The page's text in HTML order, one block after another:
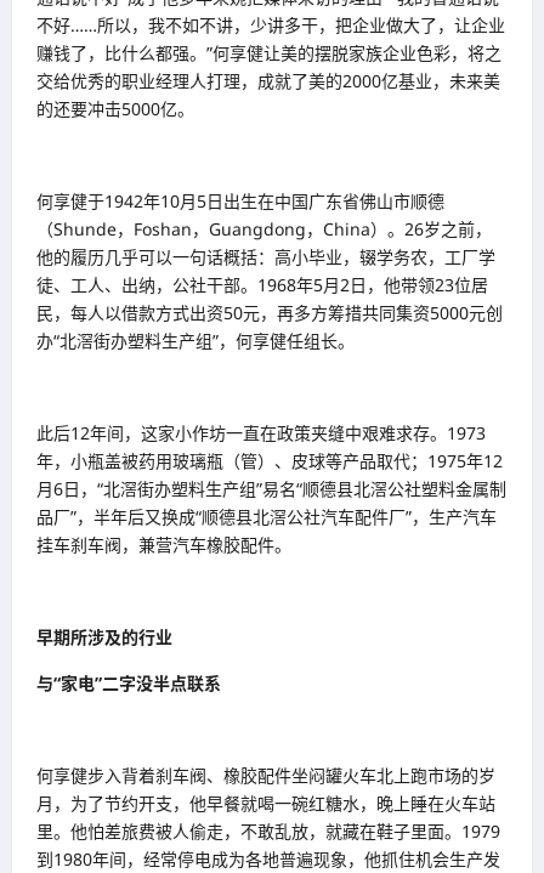
不好……所以，我不如不讲，少讲多干，把企业做大了，让企业
赚钱了，比什么都强。”何享健让美的摆脱家族企业色彩，将之
交给优秀的职业经理人打理，成就了美的2000亿基业，未来美
的还要冲击5000亿。
何享健于1942年10月5日出生在中国广东省佛山市顺德
（Shunde，Foshan，Guangdong，China）。26岁之前，
他的履历几乎可以一句话概括：高小毕业，辍学务农，工厂学
徒、工人、出纳，公社干部。1968年5月2日，他带领23位居
民，每人以借款方式出资50元，再多方筹措共同集资5000元创
办“北滘街办塑料生产组”，何享健任组长。
此后12年间，这家小作坊一直在政策夹缝中艰难求存。1973
年，小瓶盖被药用玻璃瓶（管）、皮球等产品取代；1975年12
月6日，“北滘街办塑料生产组”易名“顺德县北滘公社塑料金属制
品厂”，半年后又换成“顺德县北滘公社汽车配件厂”，生产汽车
挂车刹车阀，兼营汽车橡胶配件。
早期所涉及的行业
与“家电”二字没半点联系
何享健步入背着刹车阀、橡胶配件坐闷罐火车北上跑市场的岁
月，为了节约开支，他早餐就喝一碗红糖水，晚上睡在火车站
里。他怕差旅费被人偷走，不敢乱放，就藏在鞋子里面。1979
到1980年间，经常停电成为各地普遍现象，他抓住机会生产发